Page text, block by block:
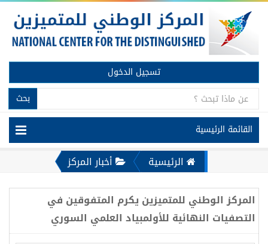
تسجيل الدخول
بحث
القائمة الرئيسية
الرئيسية أخبار المركز
المركز الوطني للمتميزين يكرم المتفوقين في
التصفيات النهائية للأولمبياد العلمي السوري